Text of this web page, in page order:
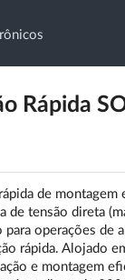
Rápida
de montagem
de tensão direta
operações de
rápida. Alojado
e montagem